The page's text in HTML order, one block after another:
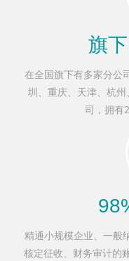
旗
在全国旗下有多家分公
圳、重庆、天津、杭
司，拥有
精通小规模企业、一般
核定征收、财务审计的